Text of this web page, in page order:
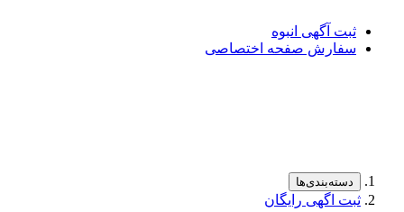
ثبت آگهی انبوه
سفارش صفحه اختصاصی
دسته‌بندی‌ها
ثبت اگهی رایگان